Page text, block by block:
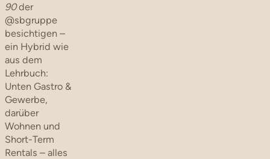
90der
@sbgruppe
besichtigen –
ein Hybrid wie
aus dem
Lehrbuch:
Unten Gastro &
Gewerbe,
darüber
Wohnen und
Short-Term
Rentals – alles